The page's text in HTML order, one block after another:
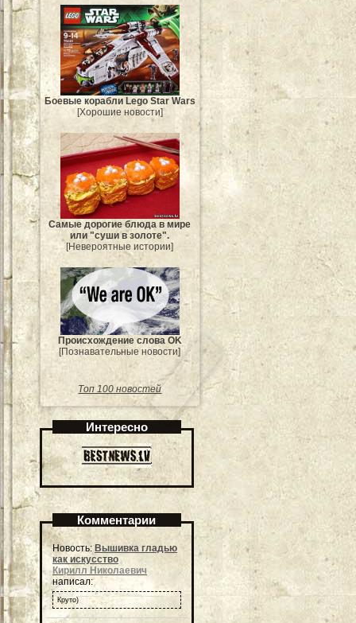
Боевые корабли Lego Star Wars
[Хорошие новости]
Самые дорогие блюда в мире
или "суши в золоте".
[Невероятные истории]
Происхождение слова OK
[Познавательные новости]
Топ 100 новостей
Интересно
Комментарии
Новость:Вышивка гладью
как искусство
Кирилл Николаевич
написал:
Круто)